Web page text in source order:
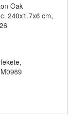
Oak
240x1.7x6 cm,